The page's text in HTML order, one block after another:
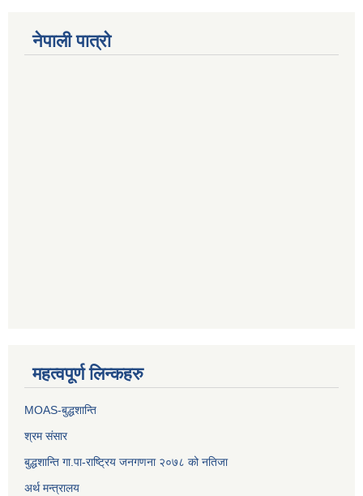
नेपाली पात्रो
महत्वपूर्ण लिन्कहरु
MOAS-बुद्धशान्ति
श्रम संसार
बुद्धशान्ति गा.पा-राष्ट्रिय जनगणना २०७८ को नतिजा
अर्थ मन्त्रालय